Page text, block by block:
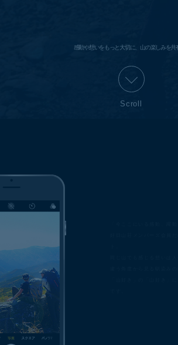
感動や想いをもっと大切に、山の楽しみを共
Scroll